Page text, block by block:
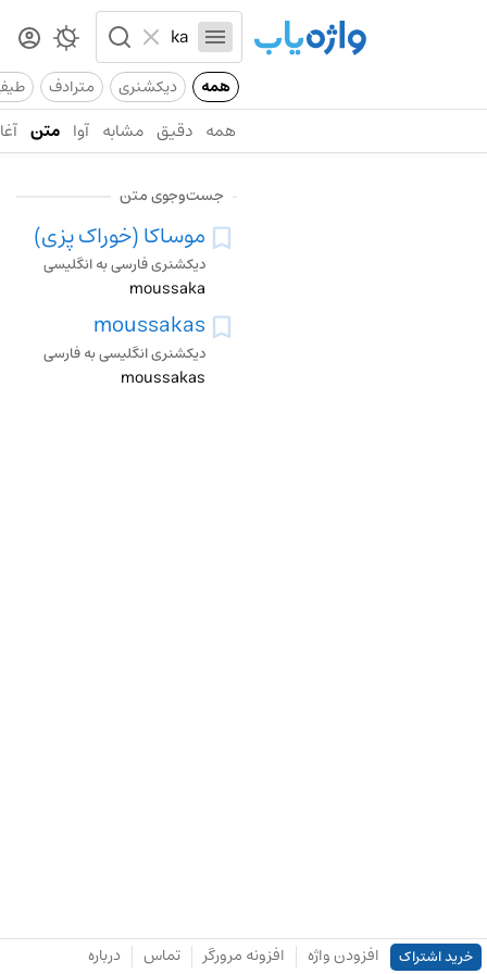
همه دیکشنری مترادف
همه دقیق مشابه آوا متن
جست‌وجوی متن
موساکا (خوراک پزی)
دیکشنری فارسی به انگلیسی
moussaka
moussakas
دیکشنری انگلیسی به فارسی
moussakas
خرید اشتراک افزودن واژه افزونه مرورگر تماس درباره